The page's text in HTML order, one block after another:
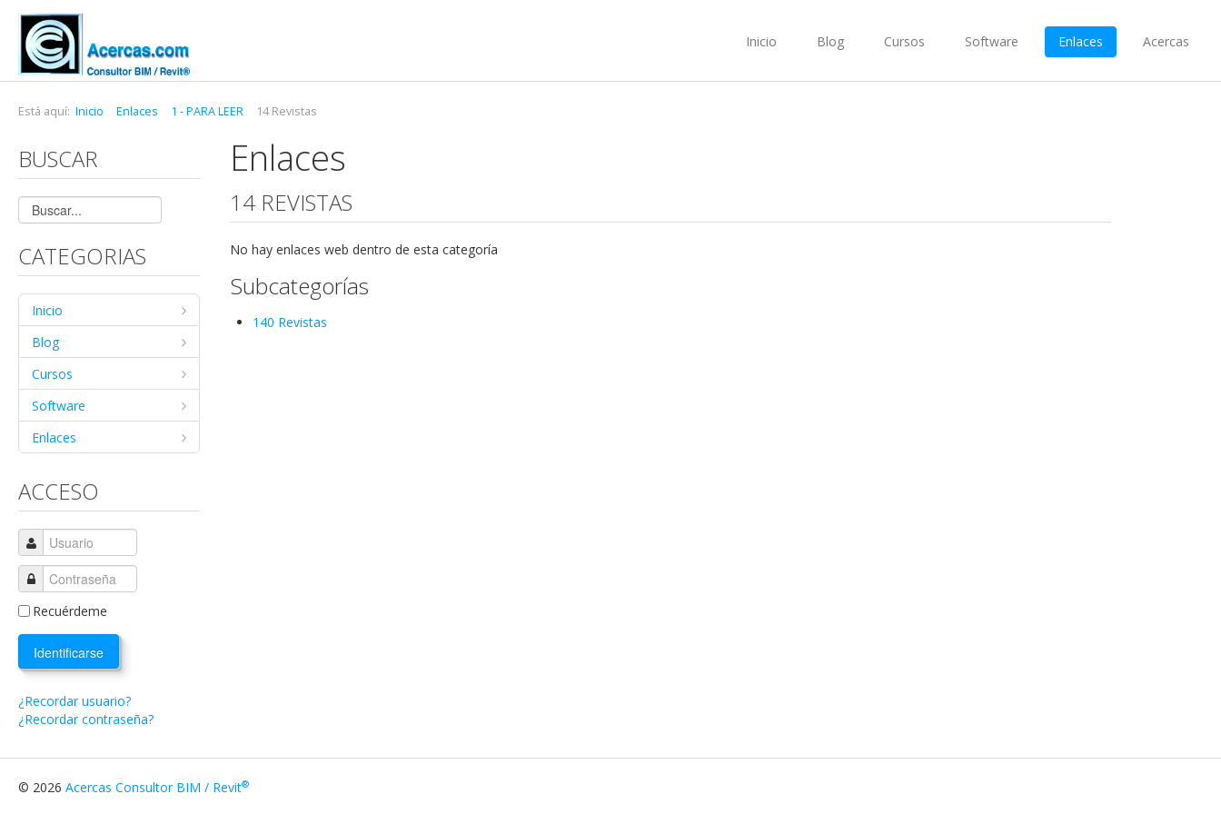
Inicio Blog Cursos Software Enlaces Acercas
Está aquí: Inicio Enlaces 1 - PARA LEER 14 Revistas
BUSCAR
CATEGORIAS
Inicio
Blog
Cursos
Software
Enlaces
ACCESO
Recuérdeme
Identificarse
¿Recordar usuario?
¿Recordar contraseña?
Enlaces
14 REVISTAS
No hay enlaces web dentro de esta categoría
Subcategorías
140 Revistas
© 2026 Acercas Consultor BIM / Revit®